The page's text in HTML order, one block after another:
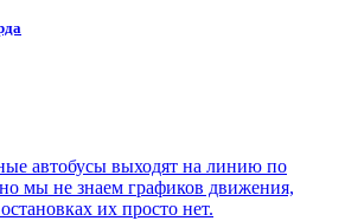
автобусы выходят на линию по
мы не знаем графиков движения,
их просто нет.